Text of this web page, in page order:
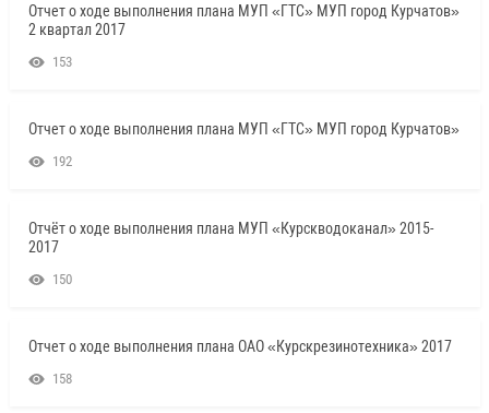
Отчет о ходе выполнения плана МУП «ГТС» МУП город Курчатов»
2 квартал 2017
153
Отчет о ходе выполнения плана МУП «ГТС» МУП город Курчатов»
192
Отчёт о ходе выполнения плана МУП «Курскводоканал» 2015-
2017
150
Отчет о ходе выполнения плана ОАО «Курскрезинотехника» 2017
158